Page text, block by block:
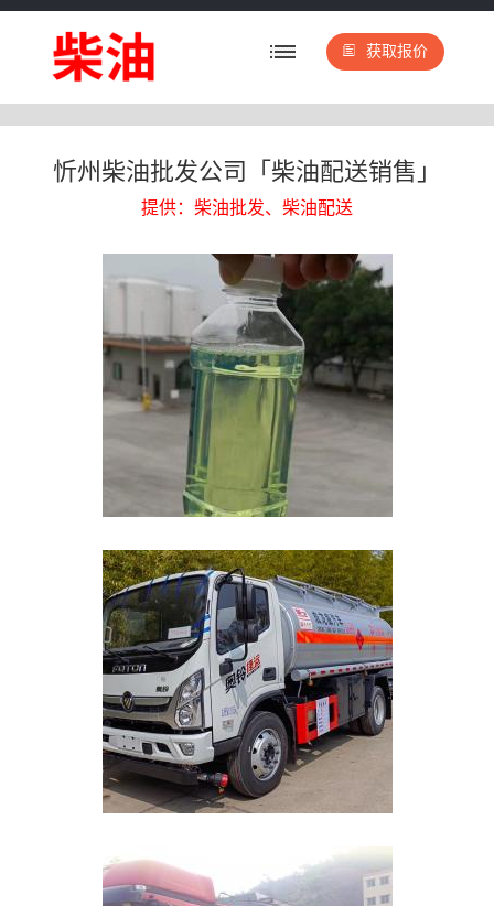
获取报价
忻州柴油批发公司「柴油配送销售」
提供：柴油批发、柴油配送